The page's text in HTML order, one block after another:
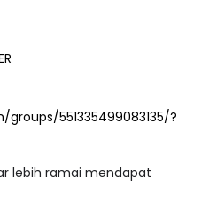
551335499083135/?
lebih ramai mendapat